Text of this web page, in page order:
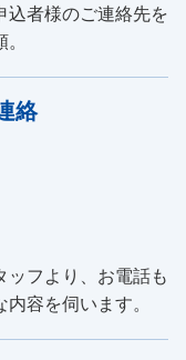
込者様のご連絡先を
絡
ッフより、お電話も
容を伺います。